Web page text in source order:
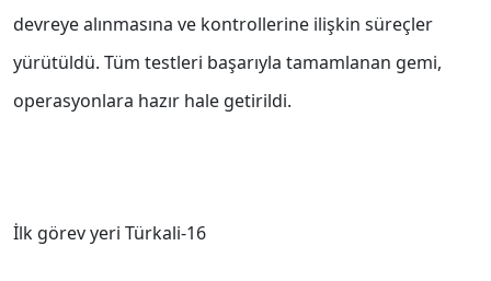
devreye alınmasına ve kontrollerine ilişkin süreçler
yürütüldü. Tüm testleri başarıyla tamamlanan gemi,
operasyonlara hazır hale getirildi.
İlk görev yeri Türkali-16